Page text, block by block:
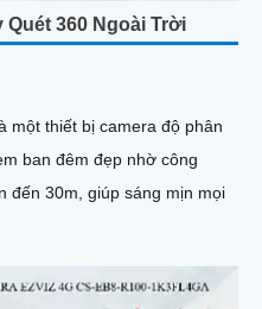
Quét 360 Ngoài Trời
một thiết bị camera độ phân
đến 30m, giúp sáng mịn mọi